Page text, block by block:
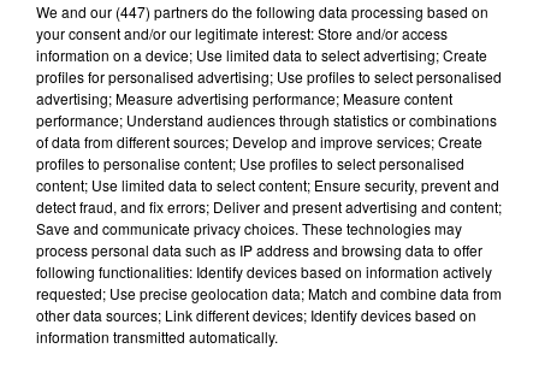
Lecture (4 min 23 sec)
100%
100% Radio les infos du Comminges
We and our (447) partnersdo the following data processing based on
your consent and/or our legitimate interest: Store and/or access
information on a device; Use limited data to select advertising; Create
profiles for personalised advertising; Use profiles to select personalised
advertising; Measure advertising performance; Measure content
performance; Understand audiences through statistics or combinations
of data from different sources; Develop and improve services; Create
profiles to personalise content; Use profiles to select personalised
content; Use limited data to select content; Ensure security, prevent and
detect fraud, and fix errors; Deliver and present advertising and content;
Save and communicate privacy choices. These technologies may
process personal data such as IP address and browsing data to offer
following functionalities: Identify devices based on information actively
requested; Use precise geolocation data; Match and combine data from
other data sources; Link different devices; Identify devices based on
information transmitted automatically.